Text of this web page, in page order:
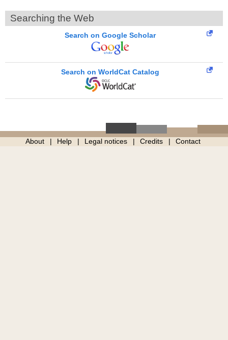
Searching the Web
Search on Google Scholar
Search on WorldCat Catalog
About Help Legal notices Credits Contact